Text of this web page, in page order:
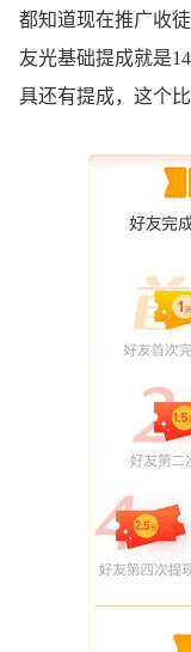
都知道现在推广收
友光基础提成就是
具还有提成，这个